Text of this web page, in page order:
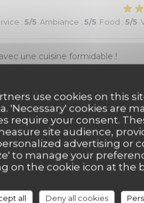
use cookies on this
'Necessary' cookies are
require your consent.
site audience,
advertising or
to manage your
on the cookie icon at the
all Deny all cookies
: 5/5 Ambiance : 5/5 Food : 5/5
une cuisine formidable !
:5/5 Ambiance:5/5 Food:5/5
:4/5 Ambiance: 4/5 Food: 5/5
Tout était excellent !!